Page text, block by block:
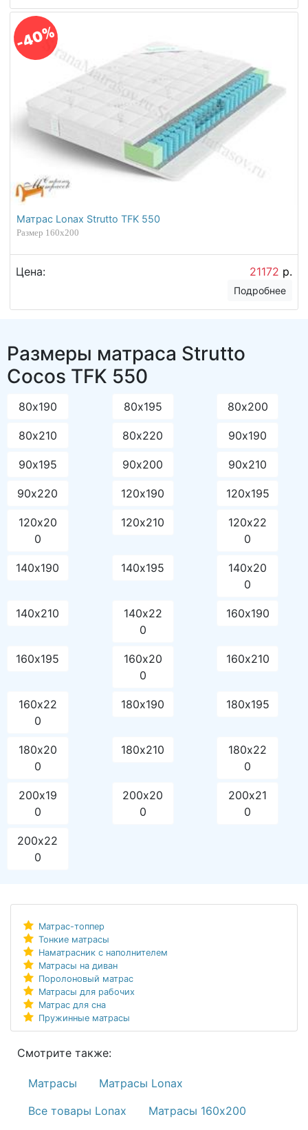
-40%
Матрас Lonax Strutto TFK 550
Размер 160х200
Цена: 21172 р.
Подробнее
Размеры матраса Strutto
Cocos TFK 550
80х190 80х195 80х200
80х210 80х220 90х190
90х195 90х200 90х210
90х220 120х190 120х195
120х20
0
120х210
120х22
0
140х190 140х195
140х20
0
140х210
140х22
0
160х190
160х195
160х20
0
160х210
160х22
0
180х190 180х195
180х20
0
180х210
180х22
0
200х19
0
200х20
0
200х21
0
200х22
0
Матрас-топпер
Тонкие матрасы
Наматрасник с наполнителем
Матрасы на диван
Поролоновый матрас
Матрасы для рабочих
Матрас для сна
Пружинные матрасы
Смотрите также:
Матрасы
Матрасы Lonax
Все товары Lonax
Матрасы 160х200